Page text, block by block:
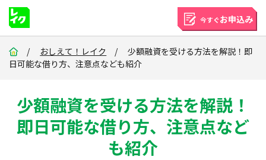
今すぐお申込み
/ おしえて！レイク
/ 少額融資を受ける方法を解説！即
日可能な借り方、注意点なども紹介
少額融資を受ける方法を解説！
即日可能な借り方、注意点など
も紹介